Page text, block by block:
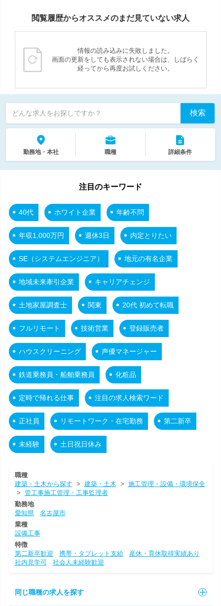
閲覧履歴からオススメのまだ見ていない求人
情報の読み込みに失敗しました。
画面の更新をしても表示されない場合は、しばらく
経ってから再度お試しください。
どんな求人をお探しですか？ 検索
勤務地・本社 職種 詳細条件
注目のキーワード
40代 ホワイト企業 年齢不問
年収1,000万円 週休3日 内定とりたい
SE（システムエンジニア） 地元の有名企業
地域未来牽引企業 キャリアチェンジ
土地家屋調査士 関東 20代 初めて転職
フルリモート 技術営業 登録販売者
ハウスクリーニング 声優マネージャー
鉄道乗務員・船舶乗務員 化粧品
定時で帰れる仕事 注目の求人検索ワード
正社員 リモートワーク・在宅勤務 第二新卒
未経験 土日祝日休み
職種
建築・土木から探す > 建築・土木 > 施工管理・設備・環境保全
> 管工事施工管理・工事監理者
勤務地
愛知県
名古屋市
業種
設備工事
特徴
第二新卒歓迎
携帯・タブレット支給
産休・育休取得実績あり
社内見学可
社会人未経験歓迎
同じ職種の求人を探す